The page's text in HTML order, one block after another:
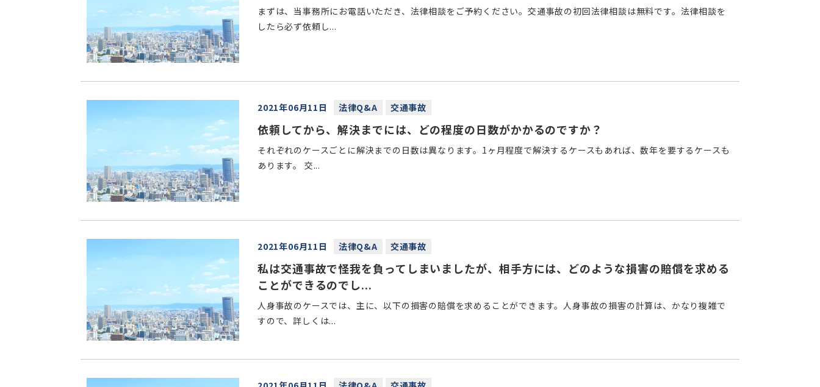
まずは、当事務所にお電話いただき、法律相談をご予約ください。交通事故の初回法律相談は無料です。法律相談を
したら必ず依頼し...
2021年06月11日 法律Q&A 交通事故
依頼してから、解決までには、どの程度の日数がかかるのですか？
それぞれのケースごとに解決までの日数は異なります。1ヶ月程度で解決するケースもあれば、数年を要するケースも
あります。 交...
2021年06月11日 法律Q&A 交通事故
私は交通事故で怪我を負ってしまいましたが、相手方には、どのような損害の賠償を求める
ことができるのでし...
人身事故のケースでは、主に、以下の損害の賠償を求めることができます。人身事故の損害の計算は、かなり複雑で
すので、詳しくは...